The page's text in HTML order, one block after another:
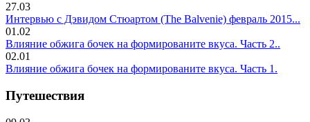
27.03
Интервью с Дэвидом Стюартом (The Balvenie) февраль 2015...
01.02
Влияние обжига бочек на формированите вкуса. Часть 2..
02.01
Влияние обжига бочек на формированите вкуса. Часть 1.
Путешествия